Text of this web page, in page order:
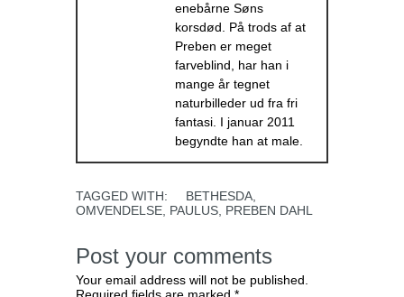
enebårne Søns
korsdød. På trods af at
Preben er meget
farveblind, har han i
mange år tegnet
naturbilleder ud fra fri
fantasi. I januar 2011
begyndte han at male.
TAGGED WITH: BETHESDA
OMVENDELSE PAULUS PREBEN DAHL
Post your comments
Your email address will not be published.